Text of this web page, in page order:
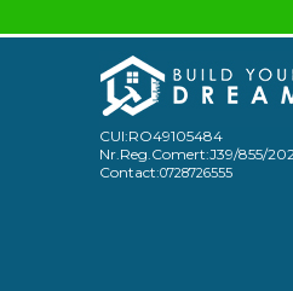
CUI:RO49105484
Nr.Reg.Comert:J39/855/
Contact:0728726555